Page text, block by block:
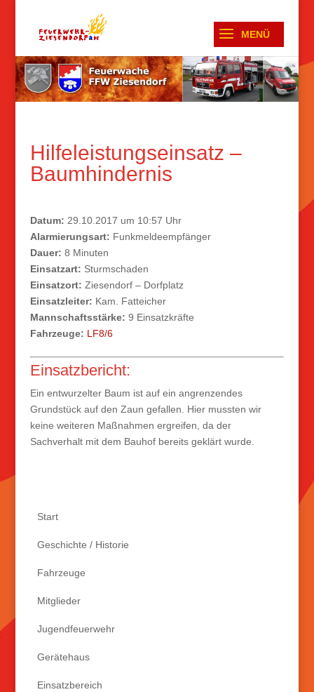
Hilfeleistungseinsatz –
Baumhindernis
Datum: 29.10.2017 um 10:57 Uhr
Alarmierungsart: Funkmeldeempfänger
Dauer: 8 Minuten
Einsatzart: Sturmschaden
Einsatzort: Ziesendorf – Dorfplatz
Einsatzleiter: Kam. Fatteicher
Mannschaftsstärke: 9 Einsatzkräfte
Fahrzeuge: LF8/6
Einsatzbericht:
Ein entwurzelter Baum ist auf ein angrenzendes
Grundstück auf den Zaun gefallen. Hier mussten wir
keine weiteren Maßnahmen ergreifen, da der
Sachverhalt mit dem Bauhof bereits geklärt wurde.
Start
Geschichte / Historie
Fahrzeuge
Mitglieder
Jugendfeuerwehr
Gerätehaus
Einsatzbereich